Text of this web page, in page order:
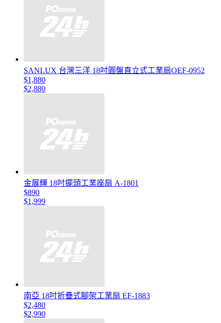
SANLUX 台灣三洋 18吋圓盤直立式工業扇OEF-0952
$1,880
$2,880
金展輝 18吋擺頭工業座扇 A-1801
$890
$1,999
南亞 18吋折疊式腳架工業扇 EF-1883
$2,480
$2,990